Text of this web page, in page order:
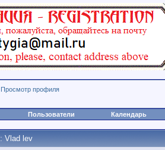
Просмотр профиля
Пользователи Календарь
: Vlad lev